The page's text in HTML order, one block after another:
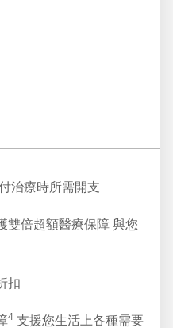
治療時所需開支
雙倍超額醫療保障 與您
扣
4 支援您生活上各種需要